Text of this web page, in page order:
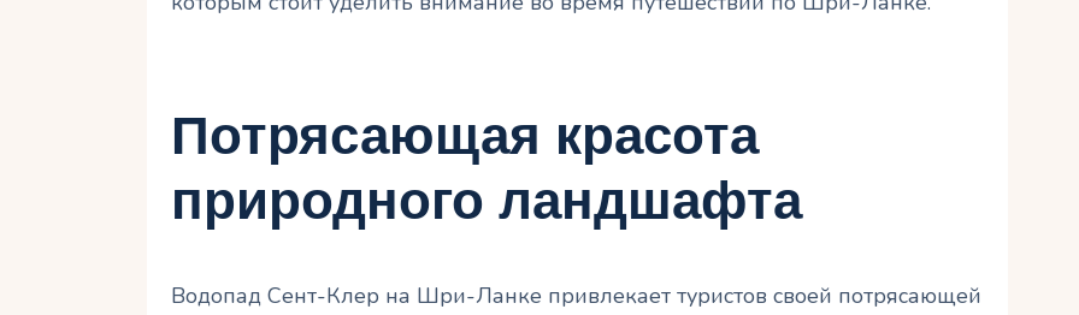
Потрясающая красота
природного ландшафта
Водопад Сент-Клер на Шри-Ланке привлекает туристов своей потрясающей